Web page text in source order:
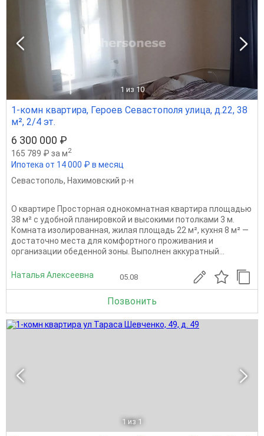
1 из 10
1-комн квартира, Героев Севастополя улица, д.22, 38
м², 2/4 эт.
6 300 000 ₽
165 789 ₽ за м2
Ипотека от 14 000 ₽ в месяц
Севастополь, Нахимовский р-н
О квартире Просторная однокомнатная квартира площадью
38 м² с удобной планировкой и высокими потолками 3 м.
Комната изолированная, жилая площадь 22 м², кухня 8 м² —
достаточно места для комфортного проживания и
организации обеденной зоны. Выполнен аккуратный...
Наталья Алексеевна 05.08
Позвонить
1 из 1